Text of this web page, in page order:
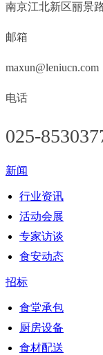
南京江北新区丽景
邮箱
maxun@leniucn.com
电话
025-
新闻
行业资讯
活动会展
专家访谈
食安动态
招标
食堂承包
厨房设备
食材配送